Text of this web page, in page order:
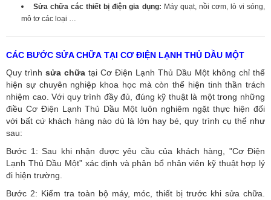
Sửa chữa các thiết bị điện gia dụng: Máy quạt, nồi cơm, lò vi sóng,
mô tơ các loại …
CÁC BƯỚC SỬA CHỮA TẠI CƠ ĐIỆN LẠNH THỦ DẦU MỘT
Quy trình sửa chữa tại Cơ Điện Lạnh Thủ Dầu Một không chỉ thể
hiện sự chuyên nghiệp khoa học mà còn thể hiện tinh thần trách
nhiệm cao. Với quy trình đầy đủ, đúng kỹ thuật là một trong những
điều Cơ Điện Lạnh Thủ Dầu Một luôn nghiêm ngặt thực hiện đối
với bất cứ khách hàng nào dù là lớn hay bé, quy trình cụ thể như
sau:
Bước 1: Sau khi nhận được yêu cầu của khách hàng, "Cơ Điện
Lạnh Thủ Dầu Một” xác định và phân bổ nhân viên kỹ thuật hợp lý
đi hiện trường.
Bước 2: Kiểm tra toàn bộ máy, móc, thiết bị trước khi sửa chữa.